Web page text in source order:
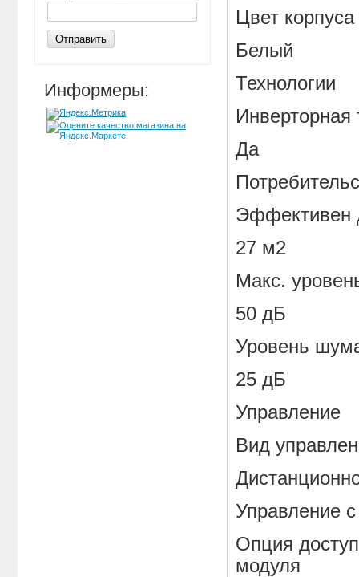
Отправить
Информеры:
Цвет
Белый
Технологии
Инверторная
Да
Эффективен
27 м2
Макс.
50 дБ
Уровень
25 дБ
Управление
Вид
Управление
Опция
модуля